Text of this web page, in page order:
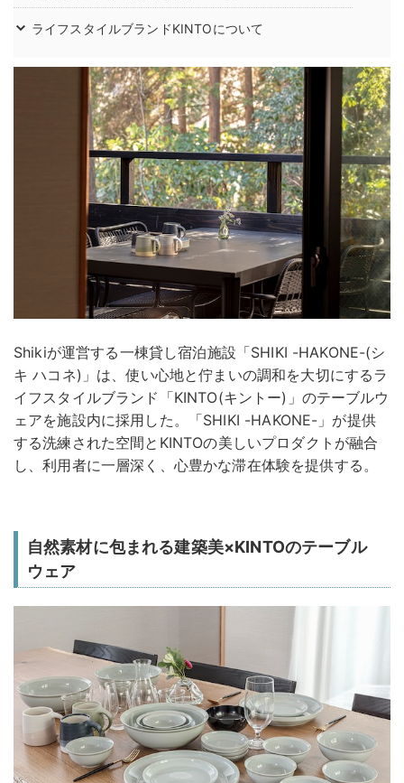
ライフスタイルブランドKINTOについて
Shikiが運営する一棟貸し宿泊施設「SHIKI -HAKONE-(シ
キ ハコネ)」は、使い心地と佇まいの調和を大切にするラ
イフスタイルブランド「KINTO(キントー)」のテーブルウ
ェアを施設内に採用した。「SHIKI -HAKONE-」が提供
する洗練された空間とKINTOの美しいプロダクトが融合
し、利用者に一層深く、心豊かな滞在体験を提供する。
自然素材に包まれる建築美×KINTOのテーブル
ウェア